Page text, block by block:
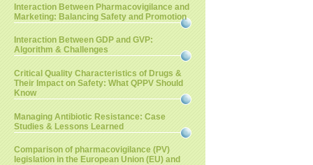
Interaction Between Pharmacovigilance and
Marketing: Balancing Safety and Promotion
Interaction Between GDP and GVP:
Algorithm & Challenges
Critical Quality Characteristics of Drugs &
Their Impact on Safety: What QPPV Should
Know
Managing Antibiotic Resistance: Case
Studies & Lessons Learned
Comparison of pharmacovigilance (PV)
legislation in the European Union (EU) and